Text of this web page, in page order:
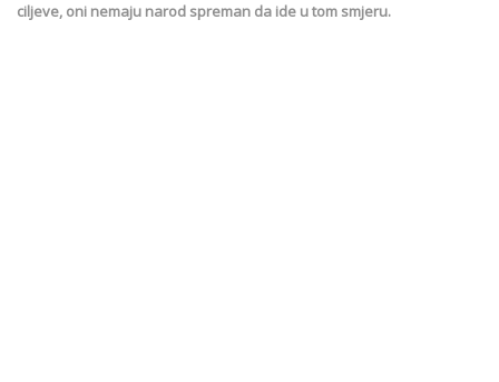
ciljeve, oni nemaju narod spreman da ide u tom smjeru.